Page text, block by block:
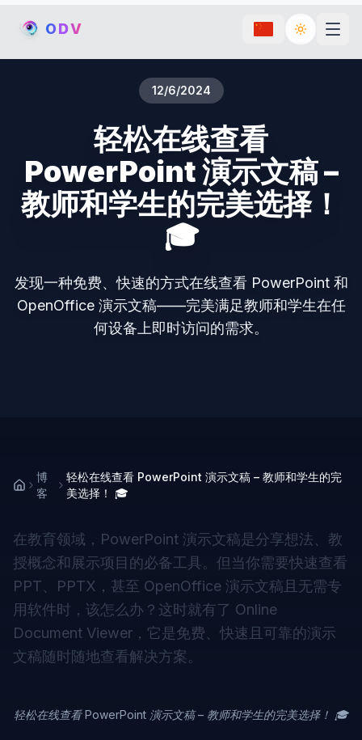
ODV Toggle
12/6/2024
轻松在线查看
PowerPoint 演示文稿 –
教师和学生的完美选择！
🎓
发现一种免费、快速的方式在线查看 PowerPoint 和
OpenOffice 演示文稿——完美满足教师和学生在任
何设备上即时访问的需求。
博
客
轻松在线查看 PowerPoint 演示文稿 – 教师和学生的完
美选择！ 🎓
在教育领域，PowerPoint 演示文稿是分享想法、教
授概念和展示项目的必备工具。但当你需要快速查看
PPT、PPTX，甚至 OpenOffice 演示文稿且无需专
用软件时，该怎么办？这时就有了 Online
Document Viewer，它是免费、快速且可靠的演示
文稿随时随地查看解决方案。
轻松在线查看 PowerPoint 演示文稿 – 教师和学生的完美选择！ 🎓